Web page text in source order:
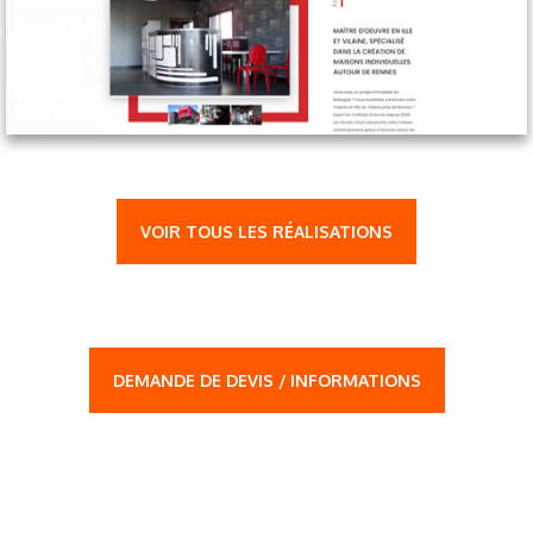
VOIR TOUS LES RÉALISATIONS
DEMANDE DE DEVIS / INFORMATIONS